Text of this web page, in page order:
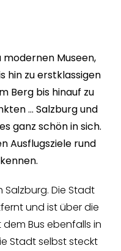
modernen Museen,
hin zu erstklassigen
Berg bis hinauf zu
… Salzburg und
ganz schön in sich.
Ausflugsziele rund
Die Stadt
und ist über die
Bus ebenfalls in
Stadt selbst steckt